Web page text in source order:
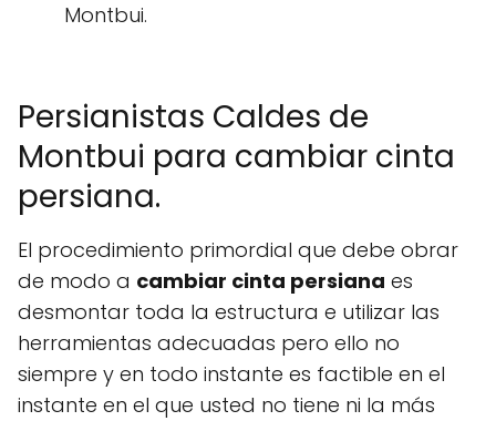
Montbui.
Persianistas Caldes de
Montbui para cambiar cinta
persiana.
El procedimiento primordial que debe obrar
de modo a cambiar cinta persiana es
desmontar toda la estructura e utilizar las
herramientas adecuadas pero ello no
siempre y en todo instante es factible en el
instante en el que usted no tiene ni la más